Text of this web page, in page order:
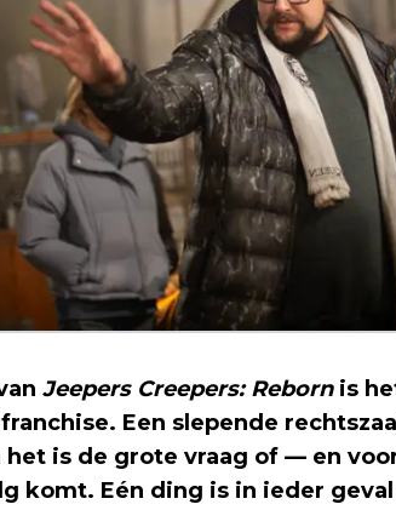
Jeepers Creepers: Rebornis
Een slepende
het is de grote vraag of — en
komt. Eén ding is in ieder